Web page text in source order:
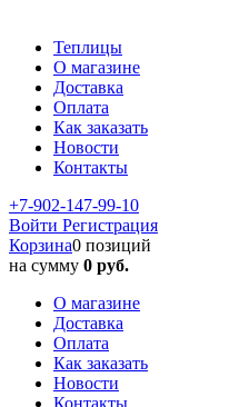
Теплицы
О магазине
Доставка
Оплата
Как заказать
Новости
Контакты
+7-902-147-99-10
Войти Регистрация
Корзина0 позиций
на сумму 0 руб.
О магазине
Доставка
Оплата
Как заказать
Новости
Контакты